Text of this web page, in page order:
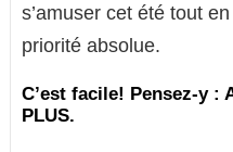
s’amuser cet été tout
priorité absolue.
C’est facile! Pensez-y :
PLUS.